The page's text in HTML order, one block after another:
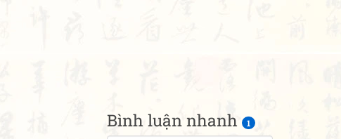
Bình luận nhanh 1